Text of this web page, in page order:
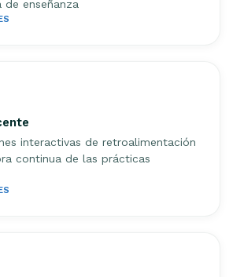
enseñanza
interactivas de retroalimentación
continua de las prácticas